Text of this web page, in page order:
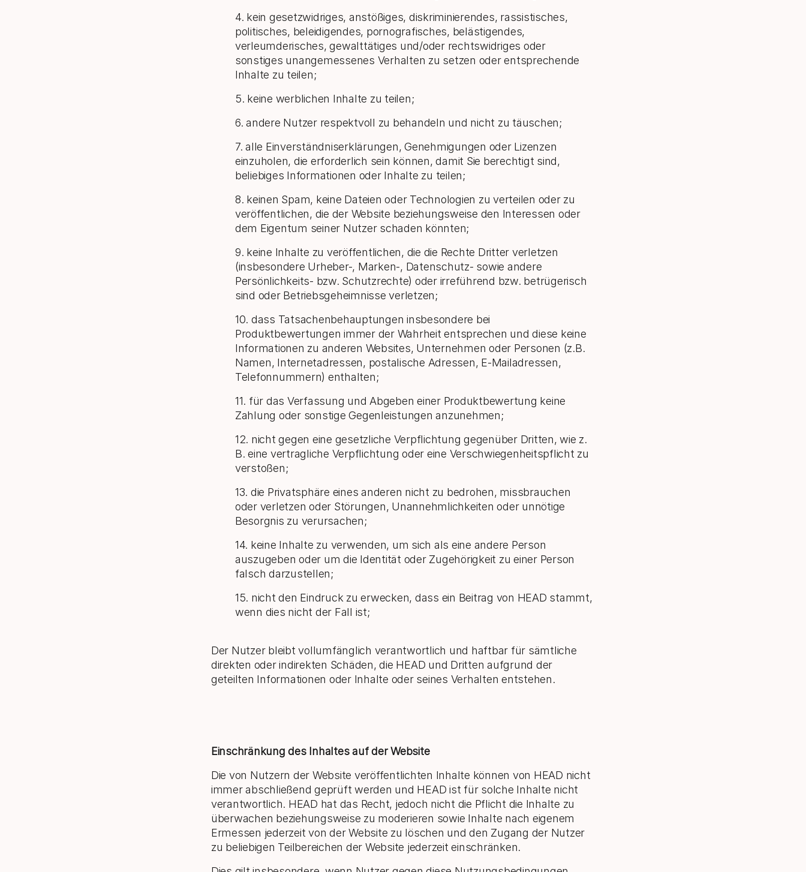
4. kein gesetzwidriges, anstößiges, diskriminierendes, rassistisches,
politisches, beleidigendes, pornografisches, belästigendes,
verleumderisches, gewalttätiges und/oder rechtswidriges oder
sonstiges unangemessenes Verhalten zu setzen oder entsprechende
Inhalte zu teilen;
5. keine werblichen Inhalte zu teilen;
6. andere Nutzer respektvoll zu behandeln und nicht zu täuschen;
7. alle Einverständniserklärungen, Genehmigungen oder Lizenzen
einzuholen, die erforderlich sein können, damit Sie berechtigt sind,
beliebiges Informationen oder Inhalte zu teilen;
8. keinen Spam, keine Dateien oder Technologien zu verteilen oder zu
veröffentlichen, die der Website beziehungsweise den Interessen oder
dem Eigentum seiner Nutzer schaden könnten;
9. keine Inhalte zu veröffentlichen, die die Rechte Dritter verletzen
(insbesondere Urheber-, Marken-, Datenschutz- sowie andere
Persönlichkeits- bzw. Schutzrechte) oder irreführend bzw. betrügerisch
sind oder Betriebsgeheimnisse verletzen;
10. dass Tatsachenbehauptungen insbesondere bei
Produktbewertungen immer der Wahrheit entsprechen und diese keine
Informationen zu anderen Websites, Unternehmen oder Personen (z.B.
Namen, Internetadressen, postalische Adressen, E-Mailadressen,
Telefonnummern) enthalten;
11. für das Verfassung und Abgeben einer Produktbewertung keine
Zahlung oder sonstige Gegenleistungen anzunehmen;
12. nicht gegen eine gesetzliche Verpflichtung gegenüber Dritten, wie z.
B. eine vertragliche Verpflichtung oder eine Verschwiegenheitspflicht zu
verstoßen;
13. die Privatsphäre eines anderen nicht zu bedrohen, missbrauchen
oder verletzen oder Störungen, Unannehmlichkeiten oder unnötige
Besorgnis zu verursachen;
14. keine Inhalte zu verwenden, um sich als eine andere Person
auszugeben oder um die Identität oder Zugehörigkeit zu einer Person
falsch darzustellen;
15. nicht den Eindruck zu erwecken, dass ein Beitrag von HEAD stammt,
wenn dies nicht der Fall ist;
Der Nutzer bleibt vollumfänglich verantwortlich und haftbar für sämtliche
direkten oder indirekten Schäden, die HEAD und Dritten aufgrund der
geteilten Informationen oder Inhalte oder seines Verhalten entstehen.
Einschränkung des Inhaltes auf der Website
Die von Nutzern der Website veröffentlichten Inhalte können von HEAD nicht
immer abschließend geprüft werden und HEAD ist für solche Inhalte nicht
verantwortlich. HEAD hat das Recht, jedoch nicht die Pflicht die Inhalte zu
überwachen beziehungsweise zu moderieren sowie Inhalte nach eigenem
Ermessen jederzeit von der Website zu löschen und den Zugang der Nutzer
zu beliebigen Teilbereichen der Website jederzeit einschränken.